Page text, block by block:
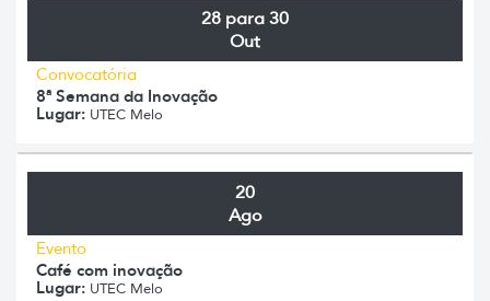
28 para 30
Out
Convocatória
8ª Semana da Inovação
Lugar: UTEC Melo
20
Ago
Evento
Café com inovação
Lugar: UTEC Melo